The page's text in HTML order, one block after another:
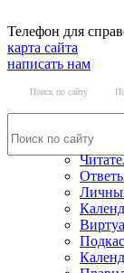
Телефон для
карта сайта
написать нам
Поиск по сайту